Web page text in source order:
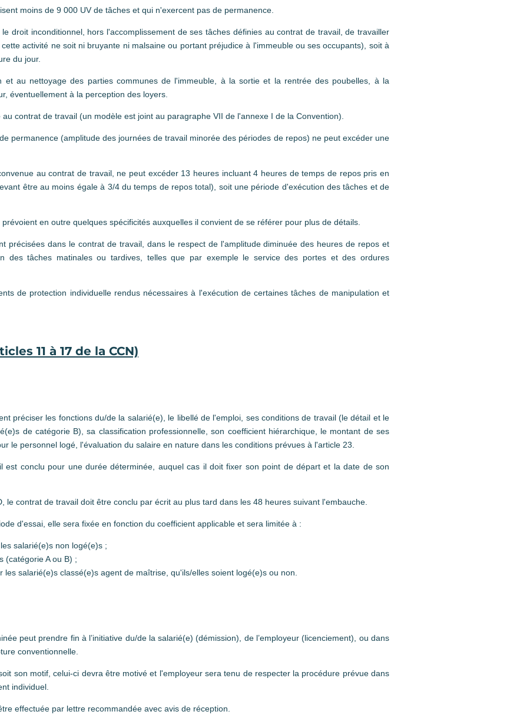
moins de 9 000 UV de tâches et qui n'exercent pas de permanence.
droit inconditionnel, hors l'accomplissement de ses tâches définies au contrat de travail, de travailler
activité ne soit ni bruyante ni malsaine ou portant préjudice à l'immeuble ou ses occupants), soit à
du jour.
et au nettoyage des parties communes de l'immeuble, à la sortie et la rentrée des poubelles, à la
éventuellement à la perception des loyers.
contrat de travail (un modèle est joint au paragraphe VII de l'annexe I de la Convention).
permanence (amplitude des journées de travail minorée des périodes de repos) ne peut excéder une
au contrat de travail, ne peut excéder 13 heures incluant 4 heures de temps de repos pris en
être au moins égale à 3/4 du temps de repos total), soit une période d'exécution des tâches et de
en outre quelques spécificités auxquelles il convient de se référer pour plus de détails.
précisées dans le contrat de travail, dans le respect de l'amplitude diminuée des heures de repos et
des tâches matinales ou tardives, telles que par exemple le service des portes et des ordures
de protection individuelle rendus nécessaires à l'exécution de certaines tâches de manipulation et
11 à 17 de la CCN)
préciser les fonctions du/de la salarié(e), le libellé de l'emploi, ses conditions de travail (le détail et le
de catégorie B), sa classification professionnelle, son coefficient hiérarchique, le montant de ses
le personnel logé, l'évaluation du salaire en nature dans les conditions prévues à l'article 23.
est conclu pour une durée déterminée, auquel cas il doit fixer son point de départ et la date de son
le contrat de travail doit être conclu par écrit au plus tard dans les 48 heures suivant l'embauche.
d'essai, elle sera fixée en fonction du coefficient applicable et sera limitée à :
salarié(e)s non logé(e)s ;
(catégorie A ou B) ;
les salarié(e)s classé(e)s agent de maîtrise, qu'ils/elles soient logé(e)s ou non.
peut prendre fin à l’initiative du/de la salarié(e) (démission), de l’employeur (licenciement), ou dans
conventionnelle.
son motif, celui-ci devra être motivé et l'employeur sera tenu de respecter la procédure prévue dans
individuel.
effectuée par lettre recommandée avec avis de réception.